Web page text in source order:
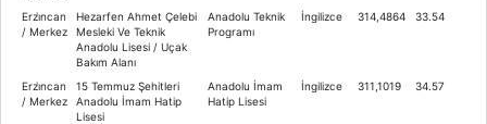
Erzi̇ncan
/ Merkez
Hezarfen Ahmet Çelebi
Mesleki Ve Teknik
Anadolu Lisesi / Uçak
Bakım Alanı
Anadolu Teknik
Programı
İngilizce 314,4864 33.54
Erzi̇ncan
/ Merkez
15 Temmuz Şehitleri
Anadolu İmam Hatip
Lisesi
Anadolu İmam
Hatip Lisesi
İngilizce 311,1019 34.57